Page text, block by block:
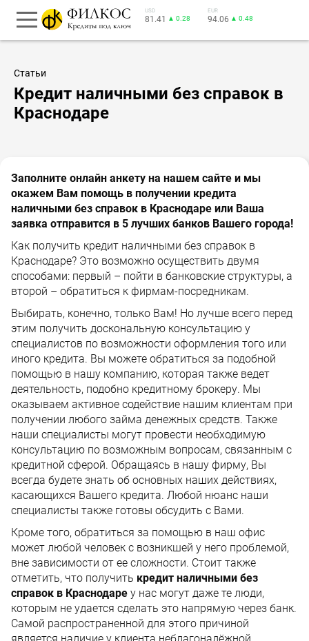
USD
81.41 ▲ 0.28
EUR
94.06 ▲ 0.48
Статьи
Кредит наличными без справок в
Краснодаре
Заполните онлайн анкету на нашем сайте и мы
окажем Вам помощь в получении кредита
наличными без справок в Краснодаре или Ваша
заявка отправится в 5 лучших банков Вашего города!
Как получить кредит наличными без справок в
Краснодаре? Это возможно осуществить двумя
способами: первый – пойти в банковские структуры, а
второй – обратиться к фирмам-посредникам.
Выбирать, конечно, только Вам! Но лучше всего перед
этим получить доскональную консультацию у
специалистов по возможности оформления того или
иного кредита. Вы можете обратиться за подобной
помощью в нашу компанию, которая также ведет
деятельность, подобно кредитному брокеру. Мы
оказываем активное содействие нашим клиентам при
получении любого займа денежных средств. Также
наши специалисты могут провести необходимую
консультацию по возможным вопросам, связанным с
кредитной сферой. Обращаясь в нашу фирму, Вы
всегда будете знать об основных наших действиях,
касающихся Вашего кредита. Любой нюанс наши
специалисты также готовы обсудить с Вами.
Кроме того, обратиться за помощью в наш офис
может любой человек с возникшей у него проблемой,
вне зависимости от ее сложности. Стоит также
отметить, что получить кредит наличными без
справок в Краснодаре у нас могут даже те люди,
которым не удается сделать это напрямую через банк.
Самой распространенной для этого причиной
является наличие у клиента неблагонадёжной